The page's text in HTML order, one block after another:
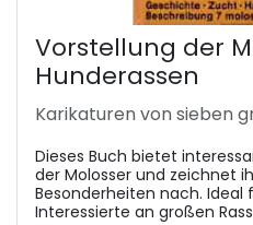
Vorstellung der
Hunderassen
Karikaturen von sieben
Dieses Buch bietet
der Molosser und zeichnet
Besonderheiten nach. Ideal
Interessierte an großen